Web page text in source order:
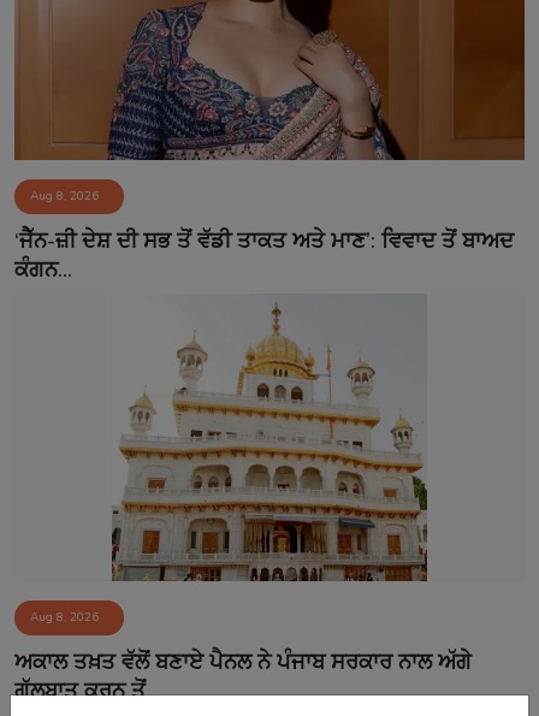
Aug 8, 2026
‘ਜੈੱਨ-ਜ਼ੀ ਦੇਸ਼ ਦੀ ਸਭ ਤੋਂ ਵੱਡੀ ਤਾਕਤ ਅਤੇ ਮਾਣ’: ਵਿਵਾਦ ਤੋਂ ਬਾਅਦ
ਕੰਗਨ...
Aug 8, 2026
ਅਕਾਲ ਤਖ਼ਤ ਵੱਲੋਂ ਬਣਾਏ ਪੈਨਲ ਨੇ ਪੰਜਾਬ ਸਰਕਾਰ ਨਾਲ ਅੱਗੇ
ਗੱਲਬਾਤ ਕਰਨ ਤੋਂ...